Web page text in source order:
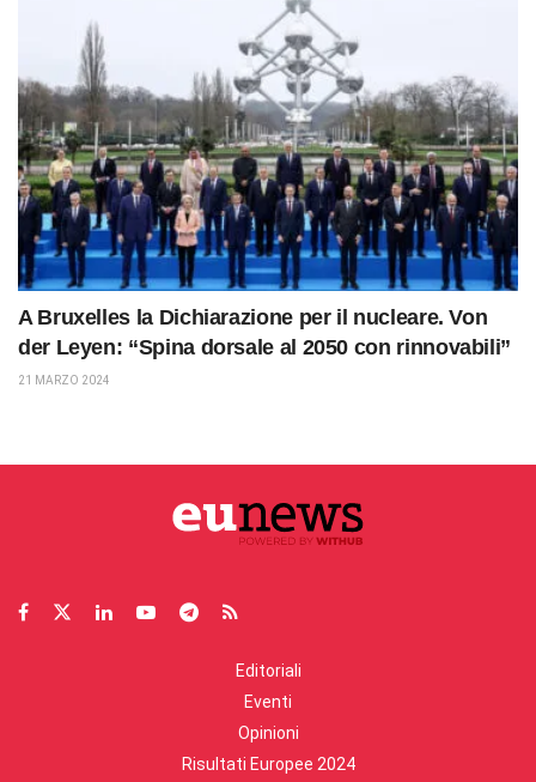
A Bruxelles la Dichiarazione per il nucleare. Von
der Leyen: “Spina dorsale al 2050 con rinnovabili”
21 MARZO 2024
Editoriali
Eventi
Opinioni
Risultati Europee 2024